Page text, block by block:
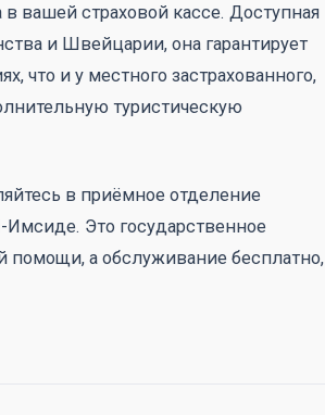
вашей страховой кассе. Доступная
и Швейцарии, она гарантирует
что и у местного застрахованного,
туристическую
в приёмное отделение
Имсиде. Это государственное
помощи, а обслуживание бесплатно,